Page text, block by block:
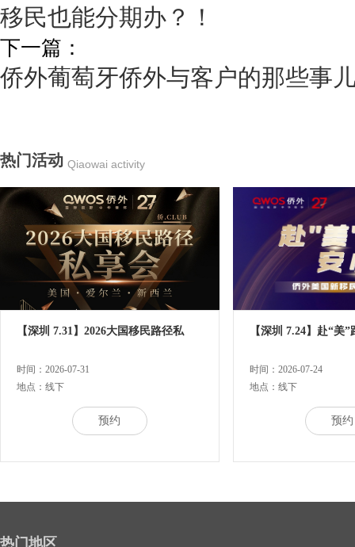
移民也能分期办？！
下一篇：
侨外葡萄牙侨外与客户的那些事
热门活动 Qiaowai activity
【深圳 7.31】2026大国移民路径私
时间：2026-07-31
地点：线下
预约
【深圳 7.24】赴“美
时间：2026-07-24
地点：线下
预约
热门地区